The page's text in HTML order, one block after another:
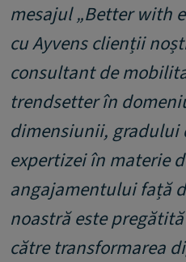
mesajul „Better with
cu Ayvens clienții
consultant de
trendsetter în
dimensiunii, gradului
expertizei în materie
angajamentului față
noastră este
către transformarea